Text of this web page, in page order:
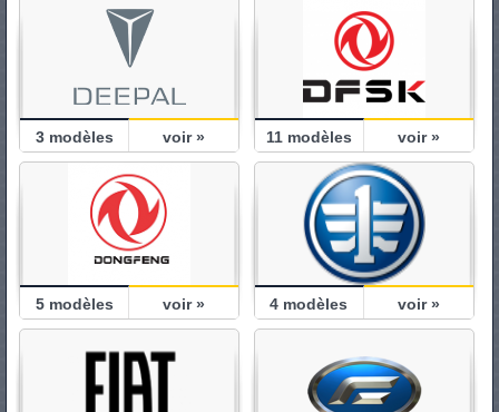
3modèles voir » 11modèles voir »
5modèles voir » 4 modèles voir »